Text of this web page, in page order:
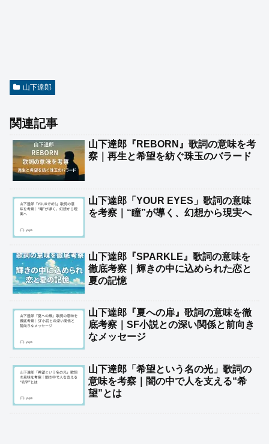
山下達郎
関連記事
山下達郎『REBORN』歌詞の意味を考
察｜再生と希望を紡ぐ珠玉のバラード
山下達郎「YOUR EYES」歌詞の意味
を考察｜“瞳”が導く、幻想から現実へ
山下達郎『SPARKLE』歌詞の意味を
徹底考察｜輝きの中に込められた恋と
夏の記憶
山下達郎『夏への扉』歌詞の意味を徹
底考察｜SF小説との深い関係と前向き
なメッセージ
山下達郎「希望という名の光」歌詞の
意味を考察｜闇の中で人を支える“希
望”とは